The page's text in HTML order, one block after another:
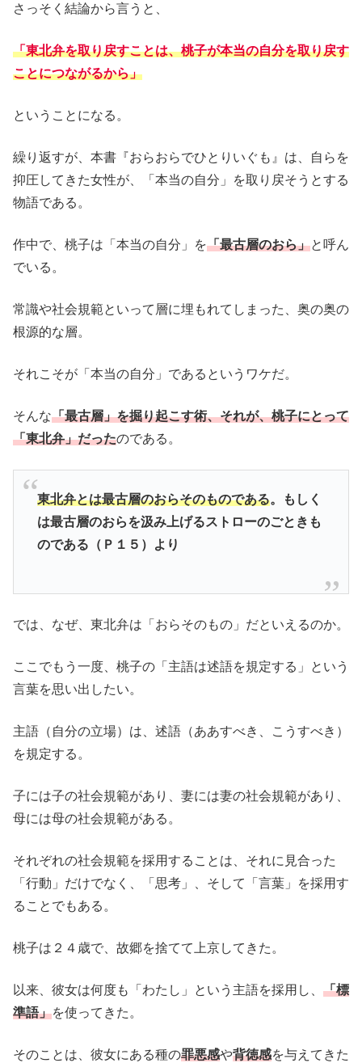
さっそく結論から言うと、
「東北弁を取り戻すことは、桃子が本当の自分を取り戻す
ことにつながるから」
ということになる。
繰り返すが、本書『おらおらでひとりいぐも』は、自らを
抑圧してきた女性が、「本当の自分」を取り戻そうとする
物語である。
作中で、桃子は「本当の自分」を「最古層のおら」と呼ん
でいる。
常識や社会規範といって層に埋もれてしまった、奥の奥の
根源的な層。
それこそが「本当の自分」であるというワケだ。
そんな「最古層」を掘り起こす術、それが、桃子にとって
「東北弁」だったのである。
東北弁とは最古層のおらそのものである。もしく
は最古層のおらを汲み上げるストローのごときも
のである（Ｐ１５）より
では、なぜ、東北弁は「おらそのもの」だといえるのか。
ここでもう一度、桃子の「主語は述語を規定する」という
言葉を思い出したい。
主語（自分の立場）は、述語（ああすべき、こうすべき）
を規定する。
子には子の社会規範があり、妻には妻の社会規範があり、
母には母の社会規範がある。
それぞれの社会規範を採用することは、それに見合った
「行動」だけでなく、「思考」、そして「言葉」を採用す
ることでもある。
桃子は２４歳で、故郷を捨てて上京してきた。
以来、彼女は何度も「わたし」という主語を採用し、 「標
準語」を使ってきた。
そのことは、彼女にある種の罪悪感や背徳感を与えてきた